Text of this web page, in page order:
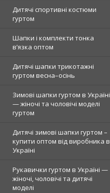
Дитячі спортивні костюми
гуртом
Шапки і комплекти тонка
в’язка оптом
Дитячі шапки трикотажні
гуртом весна–осінь
Зимові шапки гуртом в Україні
— жіночі та чоловічі моделі
гуртом
Дитячі зимові шапки гуртом –
купити оптом від виробника в
Україні
Рукавички гуртом в Україні —
жіночі, чоловічі та дитячі
моделі